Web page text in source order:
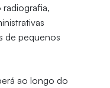
de pequenos
ao longo do